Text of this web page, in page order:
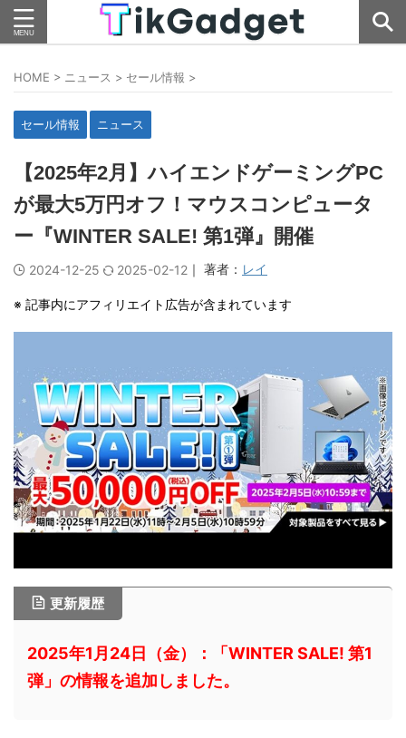
HOME > ニュース > セール情報 >
セール情報 ニュース
【2025年2月】ハイエンドゲーミングPC
が最大5万円オフ！マウスコンピュータ
ー『WINTER SALE! 第1弾』開催
2024-12-25 2025-02-12 ｜ 著者： レイ
※ 記事内にアフィリエイト広告が含まれています
更新履歴
2025年1月24日（金）：「WINTER SALE! 第1
弾」の情報を追加しました。